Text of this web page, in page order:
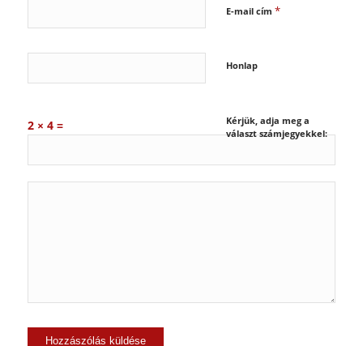
E-mail cím *
Honlap
Kérjük, adja meg a
választ számjegyekkel:
2 × 4 =